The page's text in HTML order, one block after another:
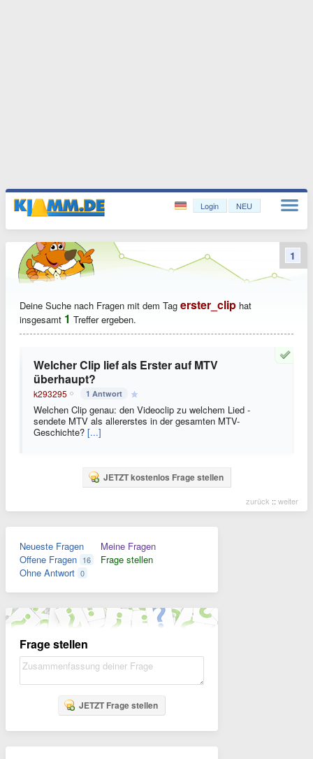
Login NEU
Deine Suche nach Fragen mit dem Tag erster_clip hat
insgesamt 1 Treffer ergeben.
Welcher Clip lief als Erster auf MTV
überhaupt?
k293295 1 Antwort
Welchen Clip genau: den Videoclip zu welchem Lied -
sendete MTV als allererstes in der gesamten MTV-
Geschichte? [...]
JETZT kostenlos Frage stellen
zurück :: weiter
1
Neueste Fragen
Offene Fragen 16
Ohne Antwort 0
Meine Fragen
Frage stellen
Frage stellen
JETZT Frage stellen